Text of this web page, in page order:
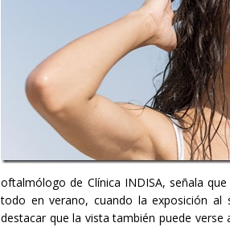
oftalmólogo de Clínica INDISA, señala
todo en verano, cuando la exposición
destacar que la vista también puede